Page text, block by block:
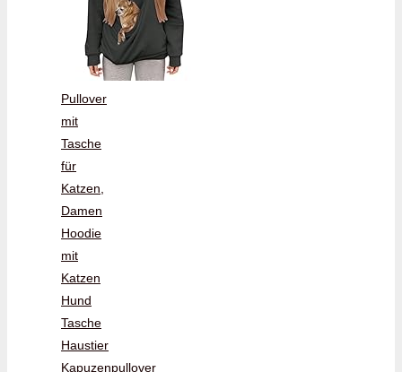
Pullover
mit
Tasche
für
Katzen,
Damen
Hoodie
mit
Katzen
Hund
Tasche
Haustier
Kapuzenpullover